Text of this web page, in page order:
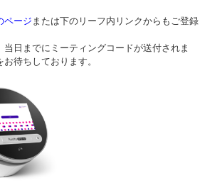
ページ または下のリーフ内リンクからもご登録
当日までにミーティングコードが送付されま
待ちしております。